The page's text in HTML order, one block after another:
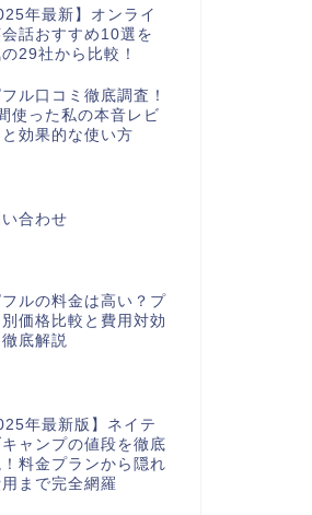
年最新】オンライ
会話おすすめ10選を
29社から比較！
ル口コミ徹底調査！
使った私の本音レビ
と効果的な使い方
合わせ
フルの料金は高い？プ
価格比較と費用対効
底解説
年最新版】ネイテ
キャンプの値段を徹底
料金プランから隠れ
まで完全網羅